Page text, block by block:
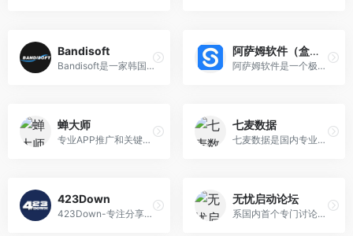
Bandisoft
Bandisoft是一家韩国软件公司成立于2008年，是Honeyview，Bandizip和Honeycam的开发商。
阿萨姆软件（盒子部落）
阿萨姆软件是一个极具特色的资源网站，专注于推荐各类优秀的互联网资源，你可以免费获取我们精选的电脑软件、手机软件、操作系统、经验教程、影视资源等各个领域的资源！
蝉大师
专业APP推广和关键词大数据分析平台
七麦数据
七麦数据是国内专业的移动应用数据分析平台
423Down
423Down-专注分享去广告绿色软件
无忧启动论坛
系国内首个专门讨论启动盘制作、以提高工作效率为宗旨的技术交流网站。